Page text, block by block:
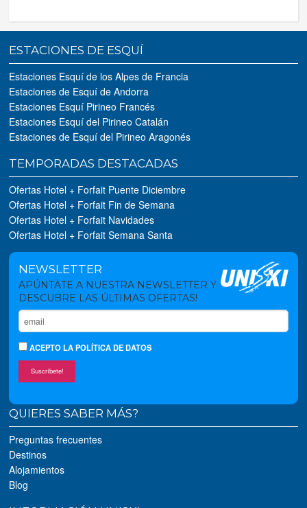
ESTACIONES DE ESQUÍ
Estaciones Esquí de los Alpes de Francia
Estaciones de Esquí de Andorra
Estaciones Esquí Pirineo Francés
Estaciones Esquí del Pirineo Catalán
Estaciones de Esquí del Pirineo Aragonés
TEMPORADAS DESTACADAS
Ofertas Hotel + Forfait Puente Diciembre
Ofertas Hotel + Forfait Fin de Semana
Ofertas Hotel + Forfait Navidades
Ofertas Hotel + Forfait Semana Santa
NEWSLETTER
APÚNTATE A NUESTRA NEWSLETTER Y
DESCUBRE LAS ÚLTIMAS OFERTAS!
ACEPTOLA POLÍTICA DE DATOS
Suscríbete!
QUIERES SABER MÁS?
Preguntas frecuentes
Destinos
Alojamientos
Blog